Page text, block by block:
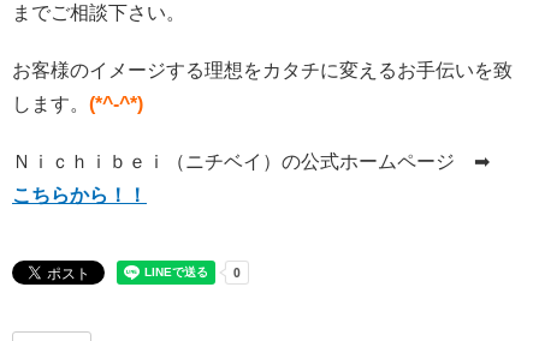
までご相談下さい。
お客様のイメージする理想をカタチに変えるお手伝いを致
します。 (*^-^*)
Ｎｉｃｈｉｂｅｉ（ニチベイ）の公式ホームページ ➡
こちらから！！